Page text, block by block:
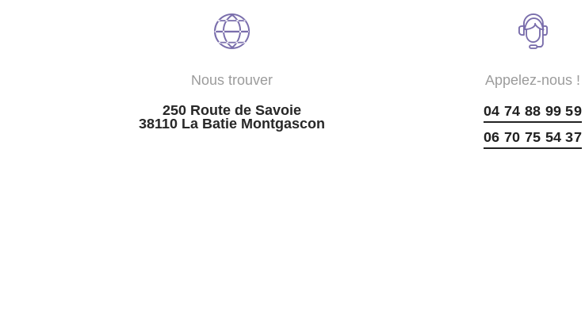
Nous trouver
250 Route de Savoie
38110 La Batie Montgascon
Appelez-nous !
04 74 88 99 59
06 70 75 54 37